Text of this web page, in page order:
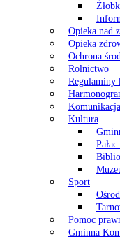
Opieka nad
Opieka
Ochrona
Rolnictwo
Regulaminy
Kultura
Sport
Pomoc
Gminna